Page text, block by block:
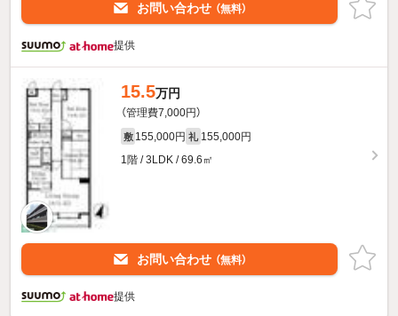
お問い合わせ （無料）
提供
15.5万円
（管理費7,000円）
敷 155,000円 礼 155,000円
1階 / 3LDK / 69.6㎡
お問い合わせ （無料）
提供